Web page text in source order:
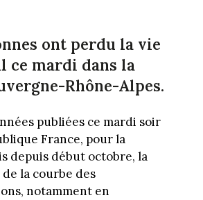
ont perdu la vie
ce mardi dans la
Rhône-Alpes.
publiées ce mardi soir
France, pour la
depuis début octobre, la
la courbe des
notamment en